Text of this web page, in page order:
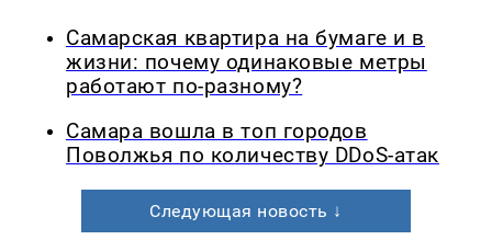
Самарская квартира на бумаге и в
жизни: почему одинаковые метры
работают по-разному?
Самара вошла в топ городов
Поволжья по количеству DDoS-атак
Следующая новость ↓